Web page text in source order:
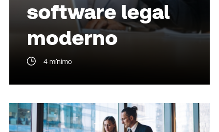
software legal
moderno
4 mínimo